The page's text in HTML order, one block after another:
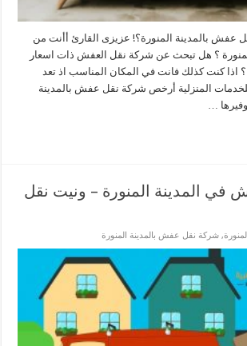
بالمدينة المنورة؟! عزيزى القارئ أأنت من
؟ هل تبحث عن شركة نقل العفش ذات اسعار
اذا كنت كذلك فانت في المكان المناسب اذ تعد
المنزلية أرخص شركة نقل عفش بالمدينة
…
المدينة المنورة – ونيت نقل
,شركة نقل عفش بالمدينة المنورة